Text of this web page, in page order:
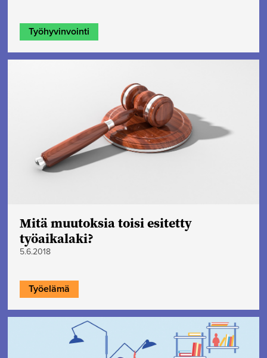
Työhyvinvointi
Mitä muutoksia toisi esitetty
työaikalaki?
5.6.2018
Työelämä